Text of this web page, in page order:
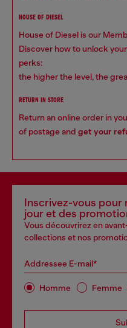
HOUSE OF DIESEL
House of Diesel is our
Discover how to unlock
perks:
the higher the level, the
RETURN IN STORE
Return an online order in
of postage and get your
Inscrivez-vous pour
jour et des
Vous découvrirez en
collections et nos
Addressee E-mail*
Homme Femme